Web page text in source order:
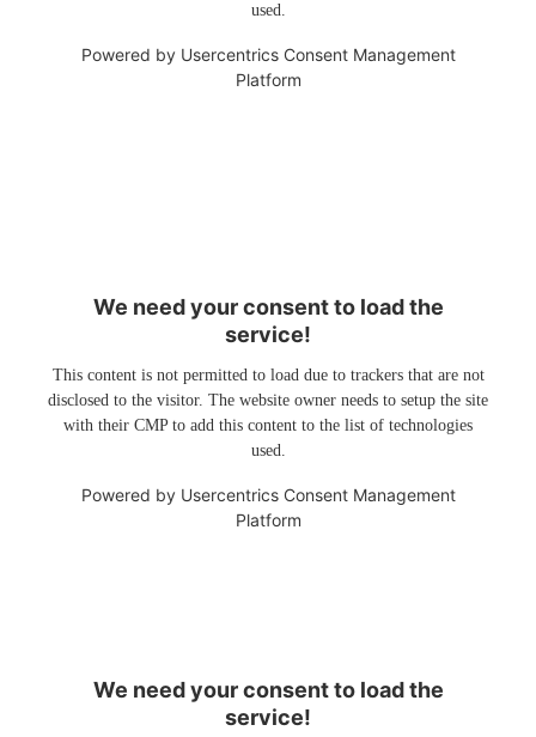
used.
Powered by Usercentrics Consent Management
Platform
We need your consent to load the
service!
This content is not permitted to load due to trackers that are not
disclosed to the visitor. The website owner needs to setup the site
with their CMP to add this content to the list of technologies
used.
Powered by Usercentrics Consent Management
Platform
We need your consent to load the
service!